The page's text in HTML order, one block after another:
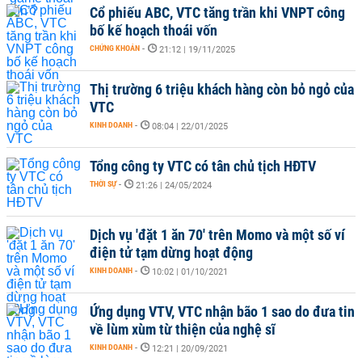
Cổ phiếu ABC, VTC tăng trần khi VNPT công
bố kế hoạch thoái vốn
CHỨNG KHOÁN - 21:12 | 19/11/2025
Thị trường 6 triệu khách hàng còn bỏ ngỏ của
VTC
KINH DOANH - 08:04 | 22/01/2025
Tổng công ty VTC có tân chủ tịch HĐTV
THỜI SỰ - 21:26 | 24/05/2024
Dịch vụ 'đặt 1 ăn 70' trên Momo và một số ví
điện tử tạm dừng hoạt động
KINH DOANH - 10:02 | 01/10/2021
Ứng dụng VTV, VTC nhận bão 1 sao do đưa tin
về lùm xùm từ thiện của nghệ sĩ
KINH DOANH - 12:21 | 20/09/2021